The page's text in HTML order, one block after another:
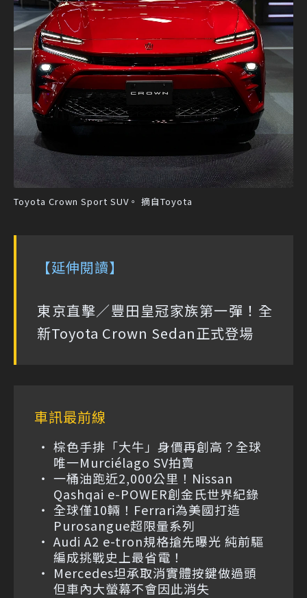
Toyota Crown Sport SUV。 摘自Toyota
【延伸閱讀】
東京直擊／豐田皇冠家族第一彈！全
新Toyota Crown Sedan正式登場
車訊最前線
棕色手排「大牛」身價再創高？全球
唯一Murciélago SV拍賣
一桶油跑近2,000公里！Nissan
Qashqai e-POWER創金氏世界紀錄
全球僅10輛！Ferrari為美國打造
Purosangue超限量系列
Audi A2 e-tron規格搶先曝光 純前驅
編成挑戰史上最省電！
Mercedes坦承取消實體按鍵做過頭
但車內大螢幕不會因此消失